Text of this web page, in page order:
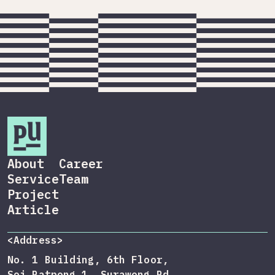
About
Service
Project
Article
Career
Team
<Address>
No. 1 Building, 6th Floor,